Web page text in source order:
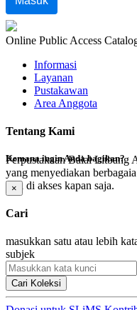
Online Public Access
Informasi
Layanan
Pustakawan
Area Anggota
Tentang Kami
Perpustakaan Balai Litbang
yang menyediakan
bisa di akses kapan saja.
Cari
masukkan satu atau lebih
subjek
Cari Koleksi
Kemana ingin Anda bagikan?
×